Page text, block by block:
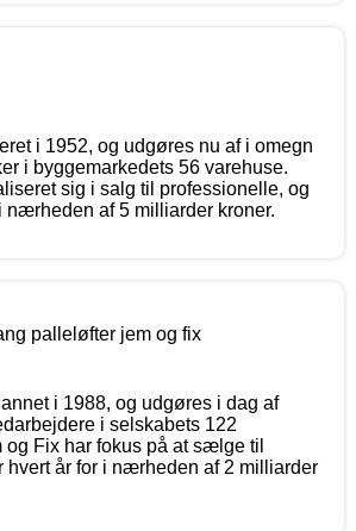
i 1952, og udgøres nu af i omegn
i byggemarkedets 56 varehuse.
sig i salg til professionelle, og
af 5 milliarder kroner.
i 1988, og udgøres i dag af
i selskabets 122
og Fix har fokus på at sælge til
hvert år for i nærheden af 2 milliarder